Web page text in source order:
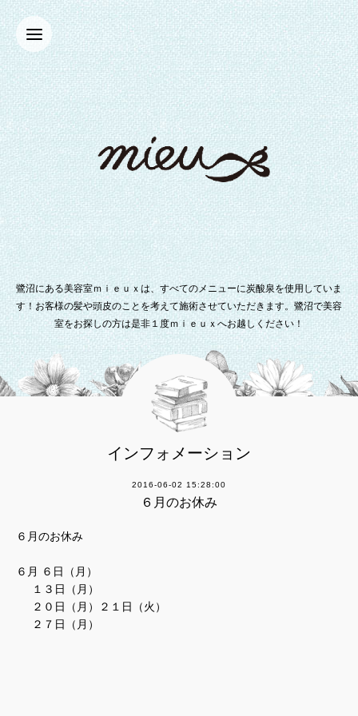
鷺沼にある美容室ｍｉｅｕｘは、すべてのメニューに炭酸泉を使用していま
す！お客様の髪や頭皮のことを考えて施術させていただきます。鷺沼で美容
室をお探しの方は是非１度ｍｉｅｕｘへお越しください！
インフォメーション
2016-06-02 15:28:00
６月のお休み
６月のお休み
６月 ６日（月）
１３日（月）
２０日（月）２１日（火）
２７日（月）